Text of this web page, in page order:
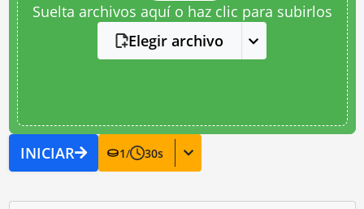
Suelta archivos aquí o haz clic para subirlos
Elegir archivo
INICIAR 1/ 30s